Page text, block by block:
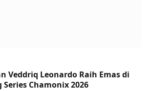
Veddriq Leonardo Raih Emas di
Chamonix 2026